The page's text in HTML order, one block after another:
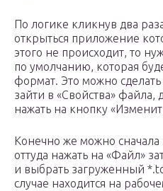
По логике кликнув два
открыться приложение
этого не происходит, то
по умолчанию, которая
формат. Это можно
зайти в «Свойства»
нажать на кнопку
Конечно же можно сначала
оттуда нажать на «Файл»
и выбрать загруженный
случае находится на